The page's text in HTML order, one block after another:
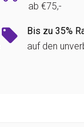
ab €75,-
Bis zu 35%
auf den